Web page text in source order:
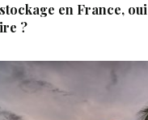
en France, oui
?